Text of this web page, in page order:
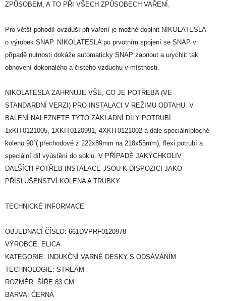
ZPŮSOBEM, A TO PŘI VŠECH ZPŮSOBECH VAŘENÍ.
Pro větší pohodlí ovzduší při vaření je možné doplnit NIKOLATESLA
o výrobek SNAP. NIKOLATESLA po prvotním spojení se SNAP v
případě nutnosti dokáže automaticky SNAP zapnout a urychlit tak
obnovení dokonalého a čistého vzduchu v místnosti.
NIKOLATESLA ZAHRNUJE VŠE, CO JE POTŘEBA (VE
STANDARDNÍ VERZI) PRO INSTALACI V REŽIMU ODTAHU. V
BALENÍ NALEZNETE TYTO ZÁKLADNÍ DÍLY POTRUBÍ:
1xKIT0121005, 1XKIT0120991, 4XKIT0121002 a dále speciálníploché
koleno 90°( přechodové z 222x89mm na 218x55mm), flexi potrubí a
speciální díl vyústění do soklu. V PŘÍPADĚ JAKÝCHKOLIV
DALŠÍCH POTŘEB INSTALACE JSOU K DISPOZICI JAKO
PŘÍSLUŠENSTVÍ KOLENA A TRUBKY.
TECHNICKÉ INFORMACE
OBJEDNACÍ ČÍSLO: 661DVPRF0120978
VÝROBCE: ELICA
KATEGORIE: INDUKČNÍ VARNÉ DESKY S ODSÁVÁNÍM
TECHNOLOGIE: STREAM
ROZMĚR: ŠÍŘE 83 CM
BARVA: ČERNÁ